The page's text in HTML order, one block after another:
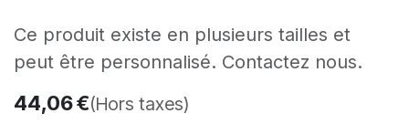
Ce produit existe en plusieurs tailles et
peut être personnalisé. Contactez nous.
44,06€(Hors taxes)